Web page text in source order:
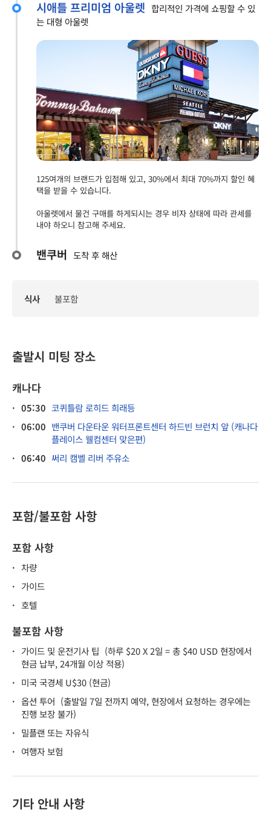
시애틀 프리미엄 아울렛 합리적인 가격에 쇼핑할 수 있
는 대형 아울렛
125여개의 브랜드가 입점해 있고, 30%에서 최대 70%까지 할인 혜
택을 받을 수 있습니다.
아울렛에서 물건 구매를 하게되시는 경우 비자 상태에 따라 관세를
내야 하오니 참고해 주세요.
밴쿠버 도착 후 해산
식사 불포함
출발시 미팅 장소
캐나다
· 05:30 코퀴틀람 로히드 희래등
· 06:00 밴쿠버 다운타운 워터프론트센터 하드빈 브런치 앞 (캐나다
플레이스 웰컴센터 맞은편)
· 06:40 써리 캠벨 리버 주유소
포함/불포함 사항
포함 사항
· 차량
· 가이드
· 호텔
불포함 사항
· 가이드 및 운전기사 팁 (하루 $20 X 2일 = 총 $40 USD 현장에서
현금 납부, 24개월 이상 적용)
· 미국 국경세 U$30 (현금)
· 옵션 투어 (출발일 7일 전까지 예약, 현장에서 요청하는 경우에는
진행 보장 불가)
· 밀플랜 또는 자유식
· 여행자 보험
기타 안내 사항